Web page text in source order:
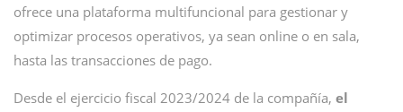
ofrece una plataforma multifuncional para gestionar y
optimizar procesos operativos, ya sean online o en sala,
hasta las transacciones de pago.
Desde el ejercicio fiscal 2023/2024 de la compañía, el